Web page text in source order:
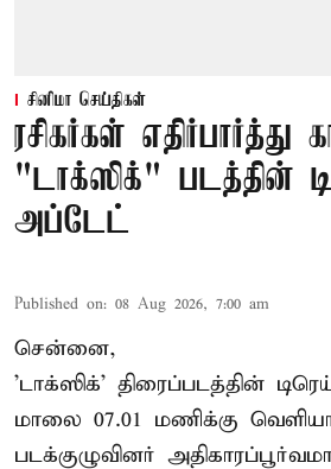
சினிமா செய்திகள்
ரசிகர்கள் எதிர்பார்த்து
"டாக்ஸிக்" படத்தின்
அப்டேட்
Published on: 08 Aug 2026, 7:00 am
சென்னை,
'டாக்ஸிக்' திரைப்படத்தின்
மாலை 07.01 மணிக்கு
படக்குழுவினர்